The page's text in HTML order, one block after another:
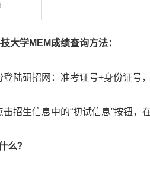
大学MEM成绩查询方法：
陆研招网：准考证号+身份证号
招生信息中的“初试信息”按钮，
么？